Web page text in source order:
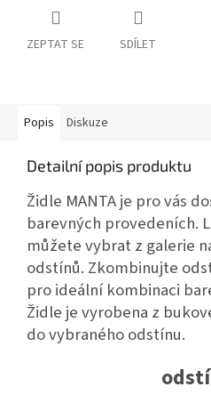
ZEPTAT SE SDÍLET
Popis Diskuze
Detailní popis produktu
Židle MANTA je pro vás
barevných provedeních.
můžete vybrat z galerie
odstínů. Zkombinujte
pro ideální kombinaci
Židle je vyrobena z
do vybraného odstínu.